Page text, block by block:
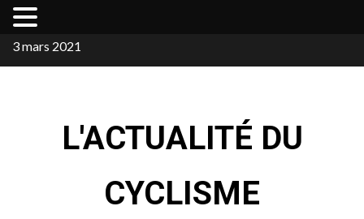
Skip
to
3 mars 2021
L'ACTUALITÉ DU
CYCLISME